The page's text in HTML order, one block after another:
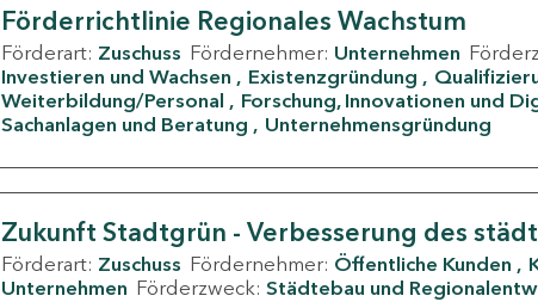
Förderrichtlinie Regionales Wachstum
Förderart: Zuschuss Fördernehmer: Unternehmen
Investieren und Wachsen
Existenzgründung
Weiterbildung/Personal
Forschung, Innovationen und
Sachanlagen und Beratung
Unternehmensgründung
Zukunft Stadtgrün - Verbesserung des
Förderart: Zuschuss Fördernehmer: Öffentliche Kunden
Unternehmen Förderzweck: Städtebau und